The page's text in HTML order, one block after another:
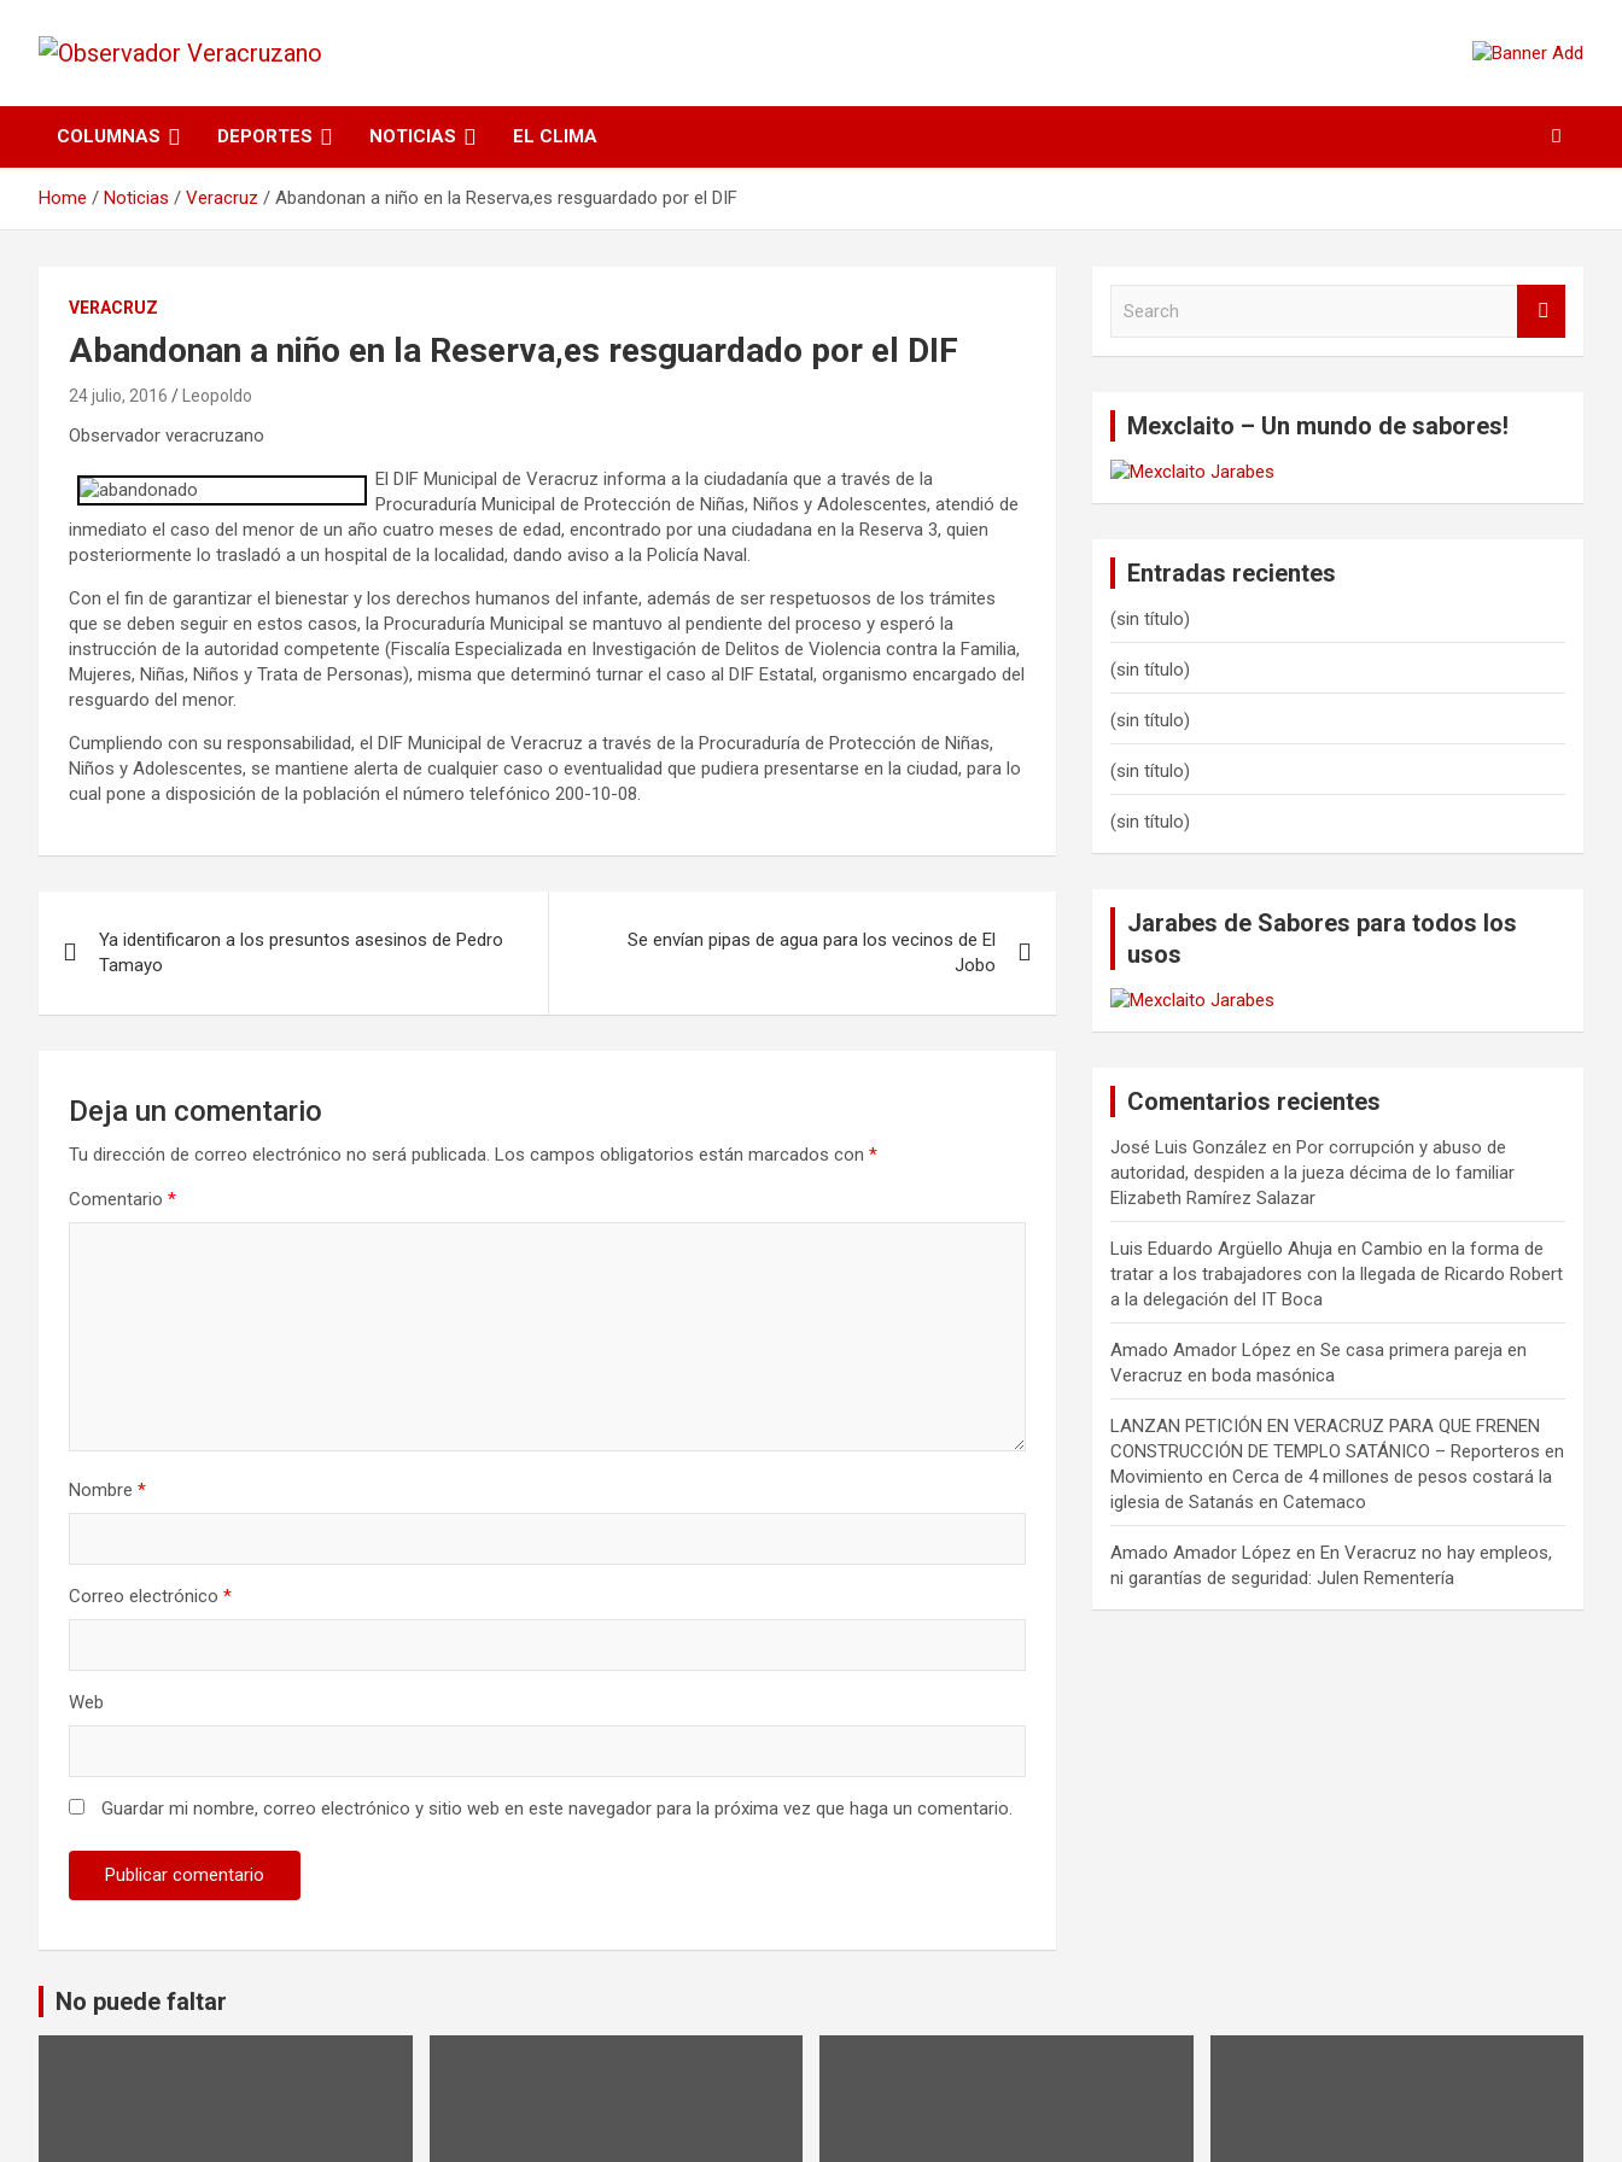
Observador
Veracruzano
COLUMNAS DEPORTES NOTICIAS EL CLIMA
Home Noticias Veracruz Abandonan a niño en la Reserva,es resguardado por el DIF
VERACRUZ
Abandonan a niño en la Reserva,es resguardado por el DIF
24 julio, 2016 Leopoldo
Observador veracruzano
El DIF Municipal de Veracruz informa a la ciudadanía que a través de la
Procuraduría Municipal de Protección de Niñas, Niños y Adolescentes, atendió de
inmediato el caso del menor de un año cuatro meses de edad, encontrado por una ciudadana en la Reserva 3, quien
posteriormente lo trasladó a un hospital de la localidad, dando aviso a la Policía Naval.
Con el fin de garantizar el bienestar y los derechos humanos del infante, además de ser respetuosos de los trámites
que se deben seguir en estos casos, la Procuraduría Municipal se mantuvo al pendiente del proceso y esperó la
instrucción de la autoridad competente (Fiscalía Especializada en Investigación de Delitos de Violencia contra la Familia,
Mujeres, Niñas, Niños y Trata de Personas), misma que determinó turnar el caso al DIF Estatal, organismo encargado del
resguardo del menor.
Cumpliendo con su responsabilidad, el DIF Municipal de Veracruz a través de la Procuraduría de Protección de Niñas,
Niños y Adolescentes, se mantiene alerta de cualquier caso o eventualidad que pudiera presentarse en la ciudad, para lo
cual pone a disposición de la población el número telefónico 200-10-08.
Ya identificaron a los presuntos asesinos de Pedro
Tamayo
Se envían pipas de agua para los vecinos de El
Jobo
Deja un comentario
Tu dirección de correo electrónico no será publicada. Los campos obligatorios están marcados con *
Comentario *
Nombre *
Correo electrónico *
Web
Guardar mi nombre, correo electrónico y sitio web en este navegador para la próxima vez que haga un comentario.
Mexclaito – Un mundo de sabores!
Entradas recientes
(sin título)
(sin título)
(sin título)
(sin título)
(sin título)
Jarabes de Sabores para todos los
usos
Comentarios recientes
José Luis González enPor corrupción y abuso de
autoridad, despiden a la jueza décima de lo familiar
Elizabeth Ramírez Salazar
Luis Eduardo Argüello Ahuja enCambio en la forma de
tratar a los trabajadores con la llegada de Ricardo Robert
a la delegación del IT Boca
Amado Amador López enSe casa primera pareja en
Veracruz en boda masónica
LANZAN PETICIÓN EN VERACRUZ PARA QUE FRENEN
CONSTRUCCIÓN DE TEMPLO SATÁNICO – Reporteros en
Movimiento enCerca de 4 millones de pesos costará la
iglesia de Satanás en Catemaco
Amado Amador López enEn Veracruz no hay empleos,
ni garantías de seguridad: Julen Rementería
No puede faltar